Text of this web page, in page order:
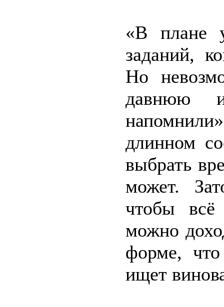
«В плане
заданий,
Но
давнюю
длинном
выбрать
может.
чтобы всё
можно
форме,
ищет